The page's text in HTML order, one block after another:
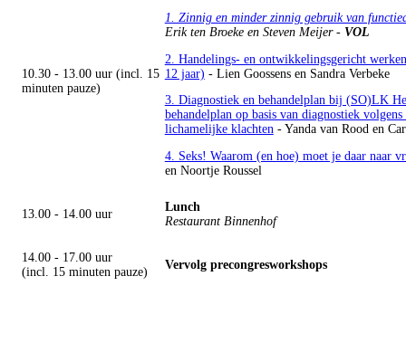
10.30 - 13.00 uur (incl. 15
minuten pauze)
1. Zinnig en minder zinnig gebruik van
Erik ten Broeke en Steven Meijer - VOL
2. Handelings- en ontwikkelingsgericht
12 jaar) - Lien Goossens en Sandra Verbeke
3. Diagnostiek en behandelplan bij (SO)LK
behandelplan op basis van diagnostiek
lichamelijke klachten- Yanda van Rood en
4. Seks! Waarom (en hoe) moet je daar naar
en Noortje Roussel
13.00 - 14.00 uur
Lunch
Restaurant Binnenhof
14.00 - 17.00 uur
(incl. 15 minuten pauze)
Vervolg precongresworkshops